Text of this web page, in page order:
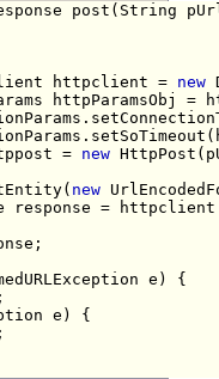
post(String
httpclient = new
httpParamsObj
=
new
new
response =
e) {
e) {